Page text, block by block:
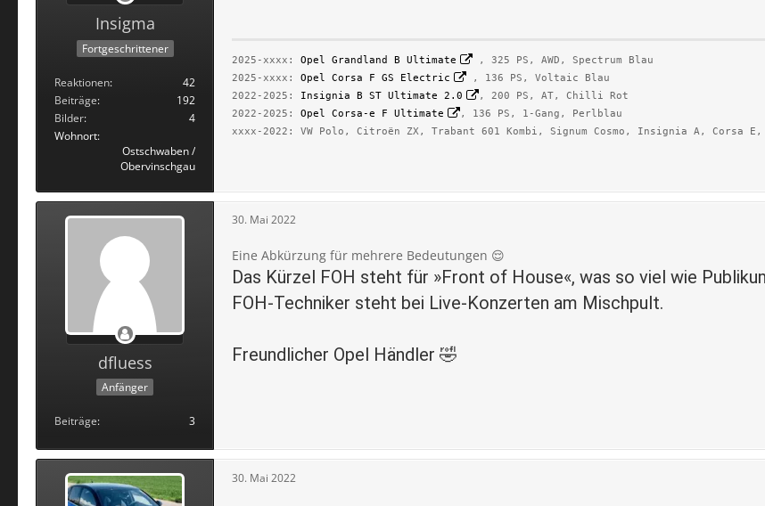
Insigma
Fortgeschrittener
Reaktionen
42
Beiträge
192
Bilder
4
Wohnort
Ostschwaben /
Obervinschgau
2025-xxxx: Opel Grandland B Ultimate
, 325 PS, AWD, Spectrum Blau
2025-xxxx: Opel Corsa F GS Electric
, 136 PS, Voltaic Blau
2022-2025: Insignia B ST Ultimate 2.0
, 200 PS, AT, Chilli Rot
2022-2025: Opel Corsa-e F Ultimate
, 136 PS, 1-Gang, Perlblau
xxxx-2022: VW Polo, Citroën ZX, Trabant 601 Kombi, Signum Cosmo, Insignia A, Corsa
dfluess
Anfänger
Beiträge 3
30. Mai 2022
Eine Abkürzung für mehrere Bedeutungen 😌
Das Kürzel FOH steht für »Front of House«, was so viel wie
FOH-Techniker steht bei Live-Konzerten am Mischpult.
Freundlicher Opel Händler 🤣
30. Mai 2022